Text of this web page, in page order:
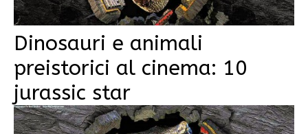
Dinosauri e animali
preistorici al cinema: 10
jurassic star